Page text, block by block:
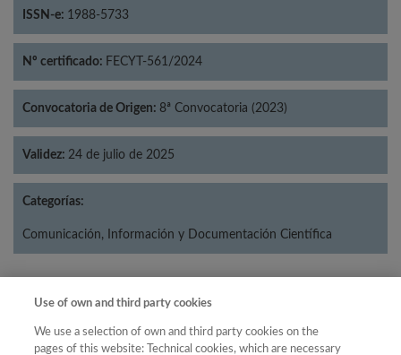
ISSN-e: 1988-5733
Nº certificado: FECYT-561/2024
Convocatoria de Origen: 8ª Convocatoria (2023)
Validez: 24 de julio de 2025
Categorías:
Comunicación, Información y Documentación Científica
Año Filtrar
Use of own and third party cookies
We use a selection of own and third party cookies on the
pages of this website: Technical cookies, which are necessary